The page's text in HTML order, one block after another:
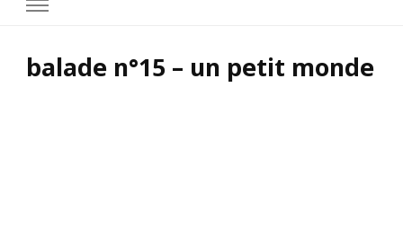
balade n°15 – un petit monde